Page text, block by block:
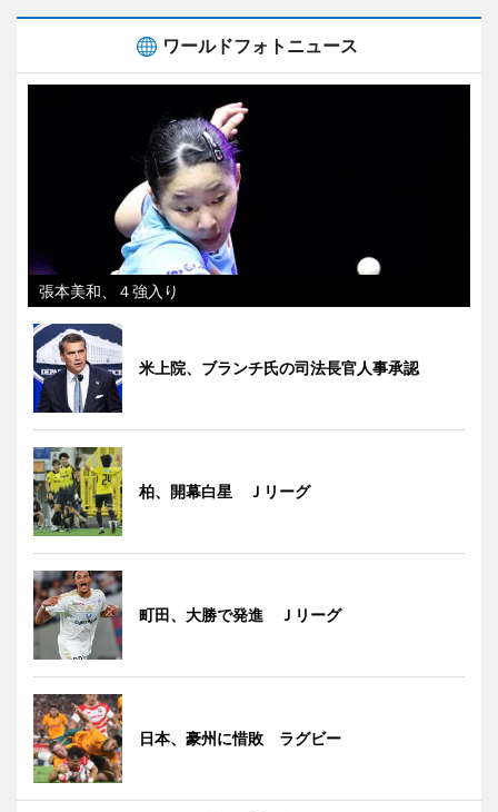
ワールドフォトニュース
張本美和、４強入り
米上院、ブランチ氏の司法長官人事承認
柏、開幕白星 Ｊリーグ
町田、大勝で発進 Ｊリーグ
日本、豪州に惜敗 ラグビー